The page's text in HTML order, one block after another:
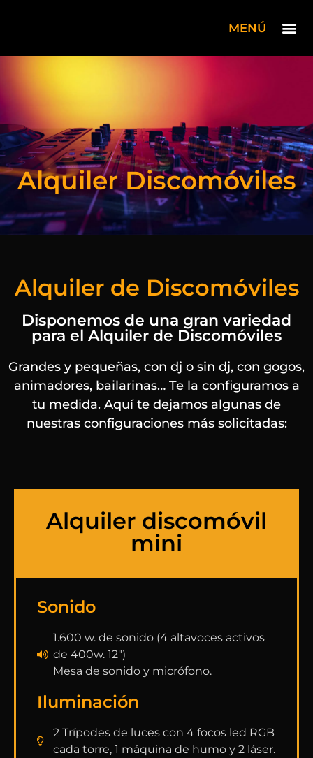
MENÚ
Alquiler Discomóviles
Alquiler de Discomóviles
Disponemos de una gran variedad
para el Alquiler de Discomóviles
Grandes y pequeñas, con dj o sin dj, con gogos,
animadores, bailarinas… Te la configuramos a
tu medida. Aquí te dejamos algunas de
nuestras configuraciones más solicitadas:
Alquiler discomóvil
mini
Sonido
1.600 w. de sonido (4 altavoces activos
de 400w. 12")
Mesa de sonido y micrófono.
Iluminación
2 Trípodes de luces con 4 focos led RGB
cada torre, 1 máquina de humo y 2 láser.